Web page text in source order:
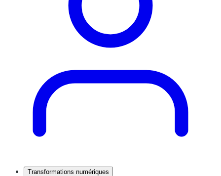
Transformations numériques